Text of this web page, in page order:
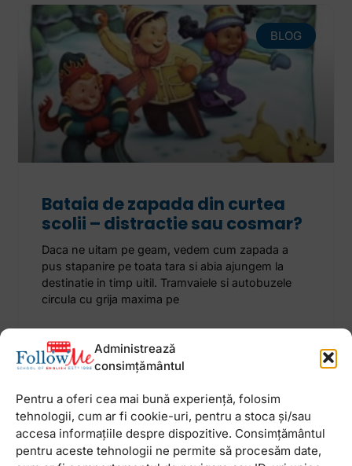
Administrează
consimțământul
Pentru a oferi cea mai bună experiență, folosim
tehnologii, cum ar fi cookie-uri, pentru a stoca și/sau
accesa informațiile despre dispozitive. Consimțământul
pentru aceste tehnologii ne permite să procesăm date,
BLOG
Bataia de zapada din curtea
scolii – distractie sau cosmar?
Daca ne uitam pe geam, vedem cum zapada a
pus stapanire pe toata tara si abia ajungem la
destinatie in timp uitil. Tramvaiele si autobuzele
circula cu grija maxima pe
26 ianuarie 2012 Niciun comentariu
Newsletter